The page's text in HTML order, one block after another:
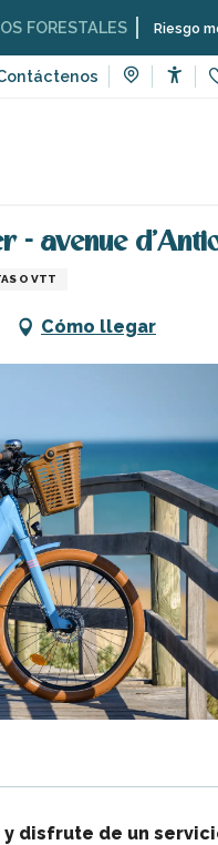
Riesgo moderado en
Beach Bikes - La Couarde-
- avenue
O VTT
Cómo llegar
y disfrute de un